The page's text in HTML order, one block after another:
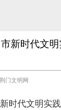
新时代文
门文明网
时代文明实